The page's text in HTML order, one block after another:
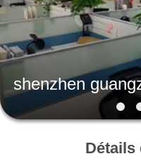
PRODUITS
AU
SUJET
DE
NOUS
shenzhen
Détails